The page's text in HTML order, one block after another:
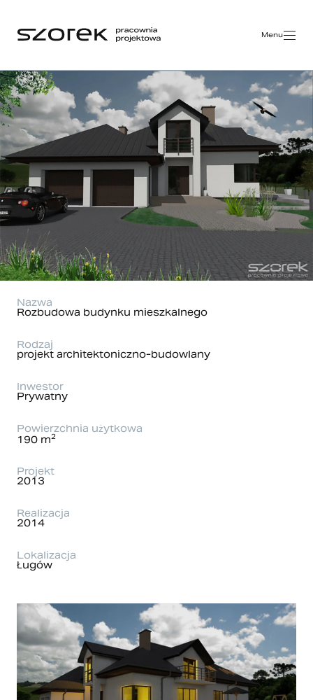
Menu
Nazwa
Rozbudowa budynku mieszkalnego
Rodzaj
projekt architektoniczno-budowlany
Inwestor
Prywatny
Powierzchnia użytkowa
190 m2
Projekt
2013
Realizacja
2014
Lokalizacja
Ługów